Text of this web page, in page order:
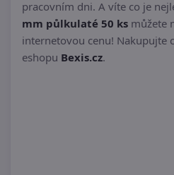
pracovním dni. A víte co je
mm půlkulaté 50 ks můžete
internetovou cenu! Nakupujte
eshopu Bexis.cz.